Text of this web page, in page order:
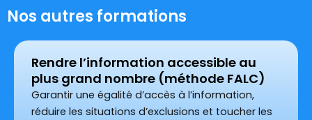
Nos autres formations
Rendre l’information accessible au
plus grand nombre (méthode FALC)
Garantir une égalité d’accès à l’information,
réduire les situations d’exclusions et toucher les